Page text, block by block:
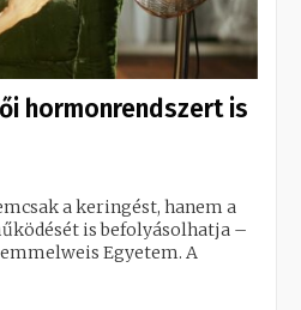
hormonrendszert is
a keringést, hanem a
is befolyásolhatja –
Egyetem. A